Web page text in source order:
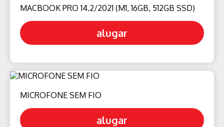
MACBOOK PRO 14.2/2021 (M1, 16GB, 512GB SSD)
alugar
MICROFONE SEM FIO
alugar